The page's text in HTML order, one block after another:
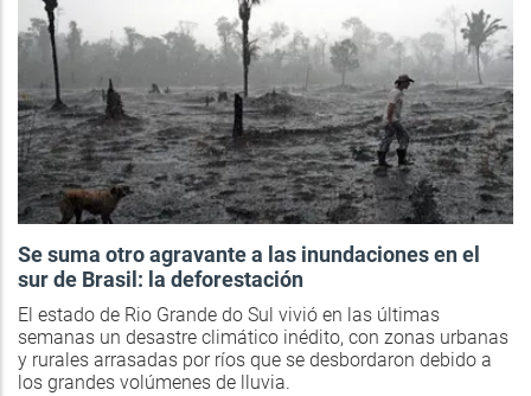
Se suma otro agravante a las inundaciones en el
sur de Brasil: la deforestación
El estado de Rio Grande do Sul vivió en las últimas
semanas un desastre climático inédito, con zonas urbanas
y rurales arrasadas por ríos que se desbordaron debido a
los grandes volúmenes de lluvia.